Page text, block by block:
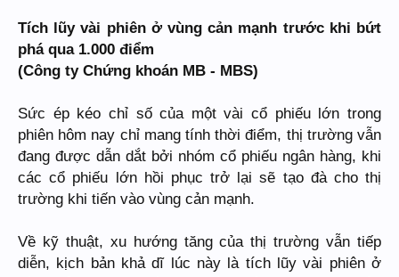
Tích lũy vài phiên ở vùng cản mạnh trước khi bứt
phá qua 1.000 điểm
(Công ty Chứng khoán MB - MBS)
Sức ép kéo chỉ số của một vài cổ phiếu lớn trong
phiên hôm nay chỉ mang tính thời điểm, thị trường vẫn
đang được dẫn dắt bởi nhóm cổ phiếu ngân hàng, khi
các cổ phiếu lớn hồi phục trở lại sẽ tạo đà cho thị
trường khi tiến vào vùng cản mạnh.
Về kỹ thuật, xu hướng tăng của thị trường vẫn tiếp
diễn, kịch bản khả dĩ lúc này là tích lũy vài phiên ở